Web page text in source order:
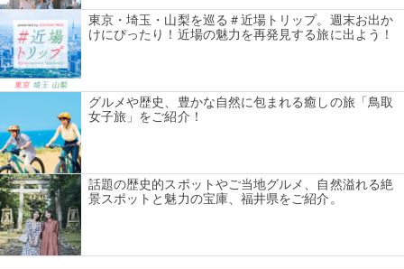
東京・埼玉・山梨を巡る＃近場トリップ。週末お出か
けにぴったり！近場の魅力を再発見する旅に出よう！
グルメや歴史、豊かな自然に包まれる癒しの旅「鳥取
女子旅」をご紹介！
話題の歴史的スポットやご当地グルメ、自然溢れる絶
景スポットと魅力の宝庫、福井県をご紹介。